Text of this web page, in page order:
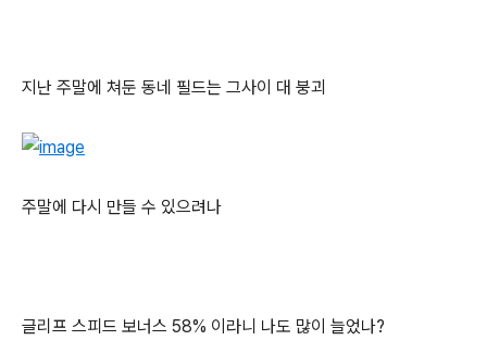
지난 주말에 쳐둔 동네 필드는 그사이 대 붕괴
주말에 다시 만들 수 있으려나
글리프 스피드 보너스 58% 이라니 나도 많이 늘었나?